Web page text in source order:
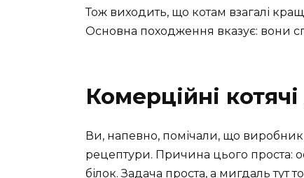
Тож виходить, що котам взагалі
Основна походження вказує: вони
Комерційні
Ви, напевно, помічали, що
рецептури. Причина цього проста:
білок. Задача проста, а мигдаль тут